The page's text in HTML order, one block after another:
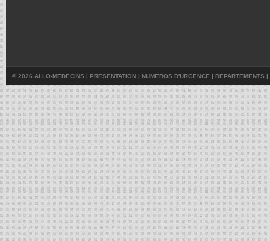
© 2026 ALLO-MÉDECINS | PRÉSENTATION | NUMÉROS D'URGENCE | DÉPARTEMENTS |